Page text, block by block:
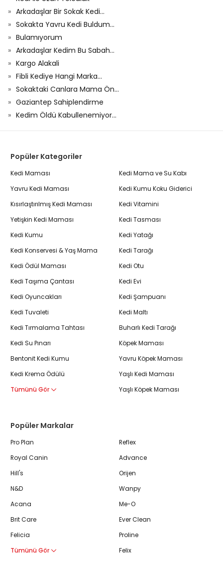
Arkadaşlar Bir Sokak Kedi...
Sokakta Yavru Kedi Buldum...
Bulamıyorum
Arkadaşlar Kedim Bu Sabah...
Kargo Alakali
Fibli Kediye Hangi Marka...
Sokaktaki Canlara Mama Ön...
Gaziantep Sahiplendirme
Kedim Öldü Kabullenemiyor...
Popüler Kategoriler
Kedi Maması
Yavru Kedi Maması
Kısırlaştırılmış Kedi Maması
Yetişkin Kedi Maması
Kedi Kumu
Kedi Konservesi & Yaş Mama
Kedi Ödül Maması
Kedi Taşıma Çantası
Kedi Oyuncakları
Kedi Tuvaleti
Kedi Tırmalama Tahtası
Kedi Su Pınarı
Bentonit Kedi Kumu
Kedi Krema Ödülü
Tümünü Gör
Kedi Mama ve Su Kabı
Kedi Kumu Koku Giderici
Kedi Vitamini
Kedi Tasması
Kedi Yatağı
Kedi Tarağı
Kedi Otu
Kedi Evi
Kedi Şampuanı
Kedi Maltı
Buharlı Kedi Tarağı
Köpek Maması
Yavru Köpek Maması
Yaşlı Kedi Maması
Yaşlı Köpek Maması
Popüler Markalar
Pro Plan
Royal Canin
Hill's
N&D
Acana
Brit Care
Felicia
Tümünü Gör
Reflex
Advance
Orijen
Wanpy
Me-O
Ever Clean
Proline
Felix